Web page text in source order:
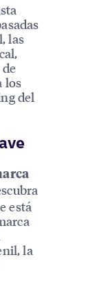
las
los
del
está
la